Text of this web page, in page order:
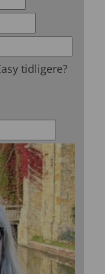
tidligere?